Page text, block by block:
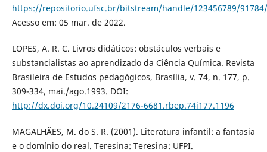
https://repositorio.ufsc.br/bitstream/handle/123456789/
Acesso em: 05 mar. de 2022.
LOPES, A. R. C. Livros didáticos: obstáculos verbais e
substancialistas ao aprendizado da Ciência Química. Revista
Brasileira de Estudos pedagógicos, Brasília, v. 74, n. 177, p.
309-334, mai./ago.1993. DOI:
http://dx.doi.org/10.24109/2176-6681.rbep.74i177.1196
MAGALHÃES, M. do S. R. (2001). Literatura infantil: a fantasia
e o domínio do real. Teresina: Teresina: UFPI.